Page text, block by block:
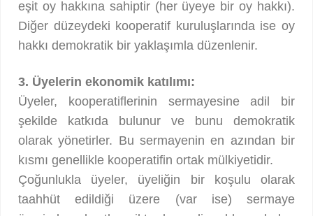
eşit oy hakkına sahiptir (her üyeye bir oy hakkı).
Diğer düzeydeki kooperatif kuruluşlarında ise oy
hakkı demokratik bir yaklaşımla düzenlenir.
3. Üyelerin ekonomik katılımı:
Üyeler, kooperatiflerinin sermayesine adil bir
şekilde katkıda bulunur ve bunu demokratik
olarak yönetirler. Bu sermayenin en azından bir
kısmı genellikle kooperatifin ortak mülkiyetidir.
Çoğunlukla üyeler, üyeliğin bir koşulu olarak
taahhüt edildiği üzere (var ise) sermaye